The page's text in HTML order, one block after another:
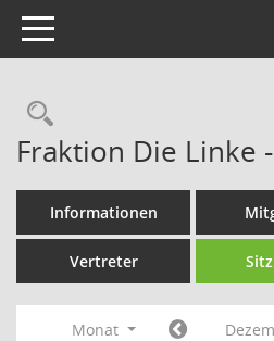
Toggle navigation
Rechercheauswahl
Fraktion Die Linke
Informationen
Vertreter
Monat